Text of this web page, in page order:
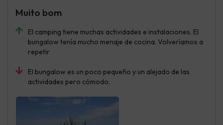
El camping tiene muchas actividades e instalaciones. El
bungalow tenía mucho menaje de cocina. Volveríamos a
repetir
El bungalow es un poco pequeño y un alejado de las
actividades pero cómodo.
Muito bom